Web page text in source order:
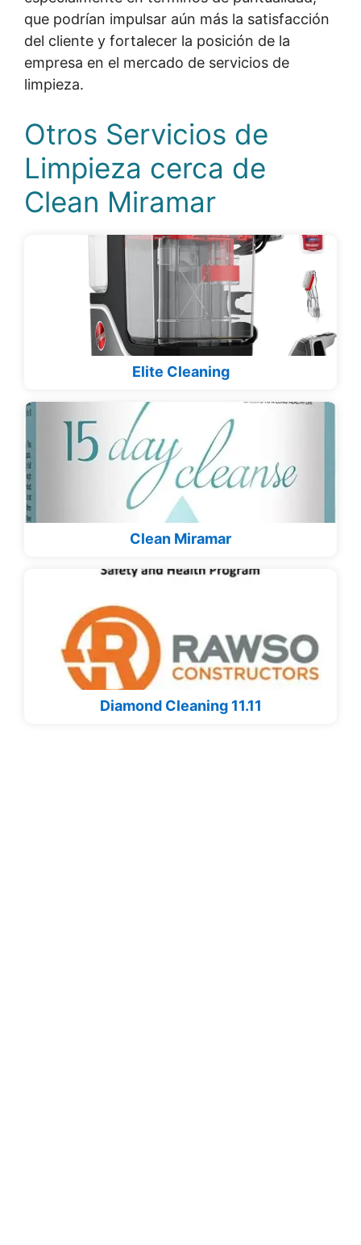
que podrían impulsar aún más la satisfacción
del cliente y fortalecer la posición de la
empresa en el mercado de servicios de
limpieza.
Otros Servicios de
Limpieza cerca de
Clean Miramar
Elite Cleaning
Clean Miramar
Diamond Cleaning 11.11